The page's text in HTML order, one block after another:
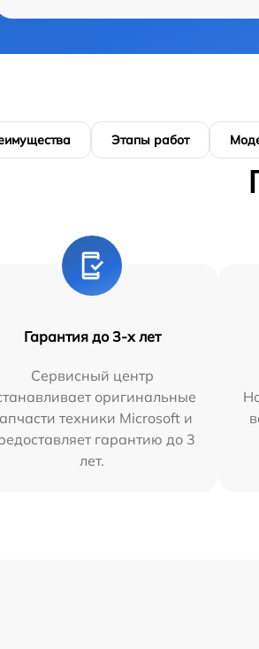
Этапы работ
Гарантия до 3-х лет
Сервисный центр
оригинальные
техники Microsoft и
гарантию до 3
лет.